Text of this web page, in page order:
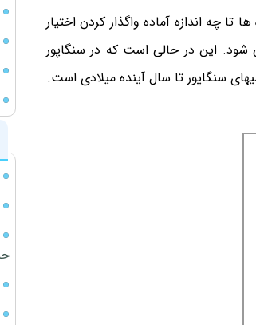
تا چه اندازه آماده واگذار کردن اختیار
شود. این در حالی است که در سنگاپور
سنگاپور تا سال آینده میلادی است.